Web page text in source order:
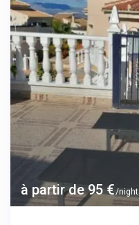
à partir de 95 €/night